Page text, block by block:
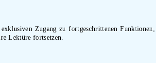
Zugang zu fortgeschrittenen
Lektüre fortsetzen.